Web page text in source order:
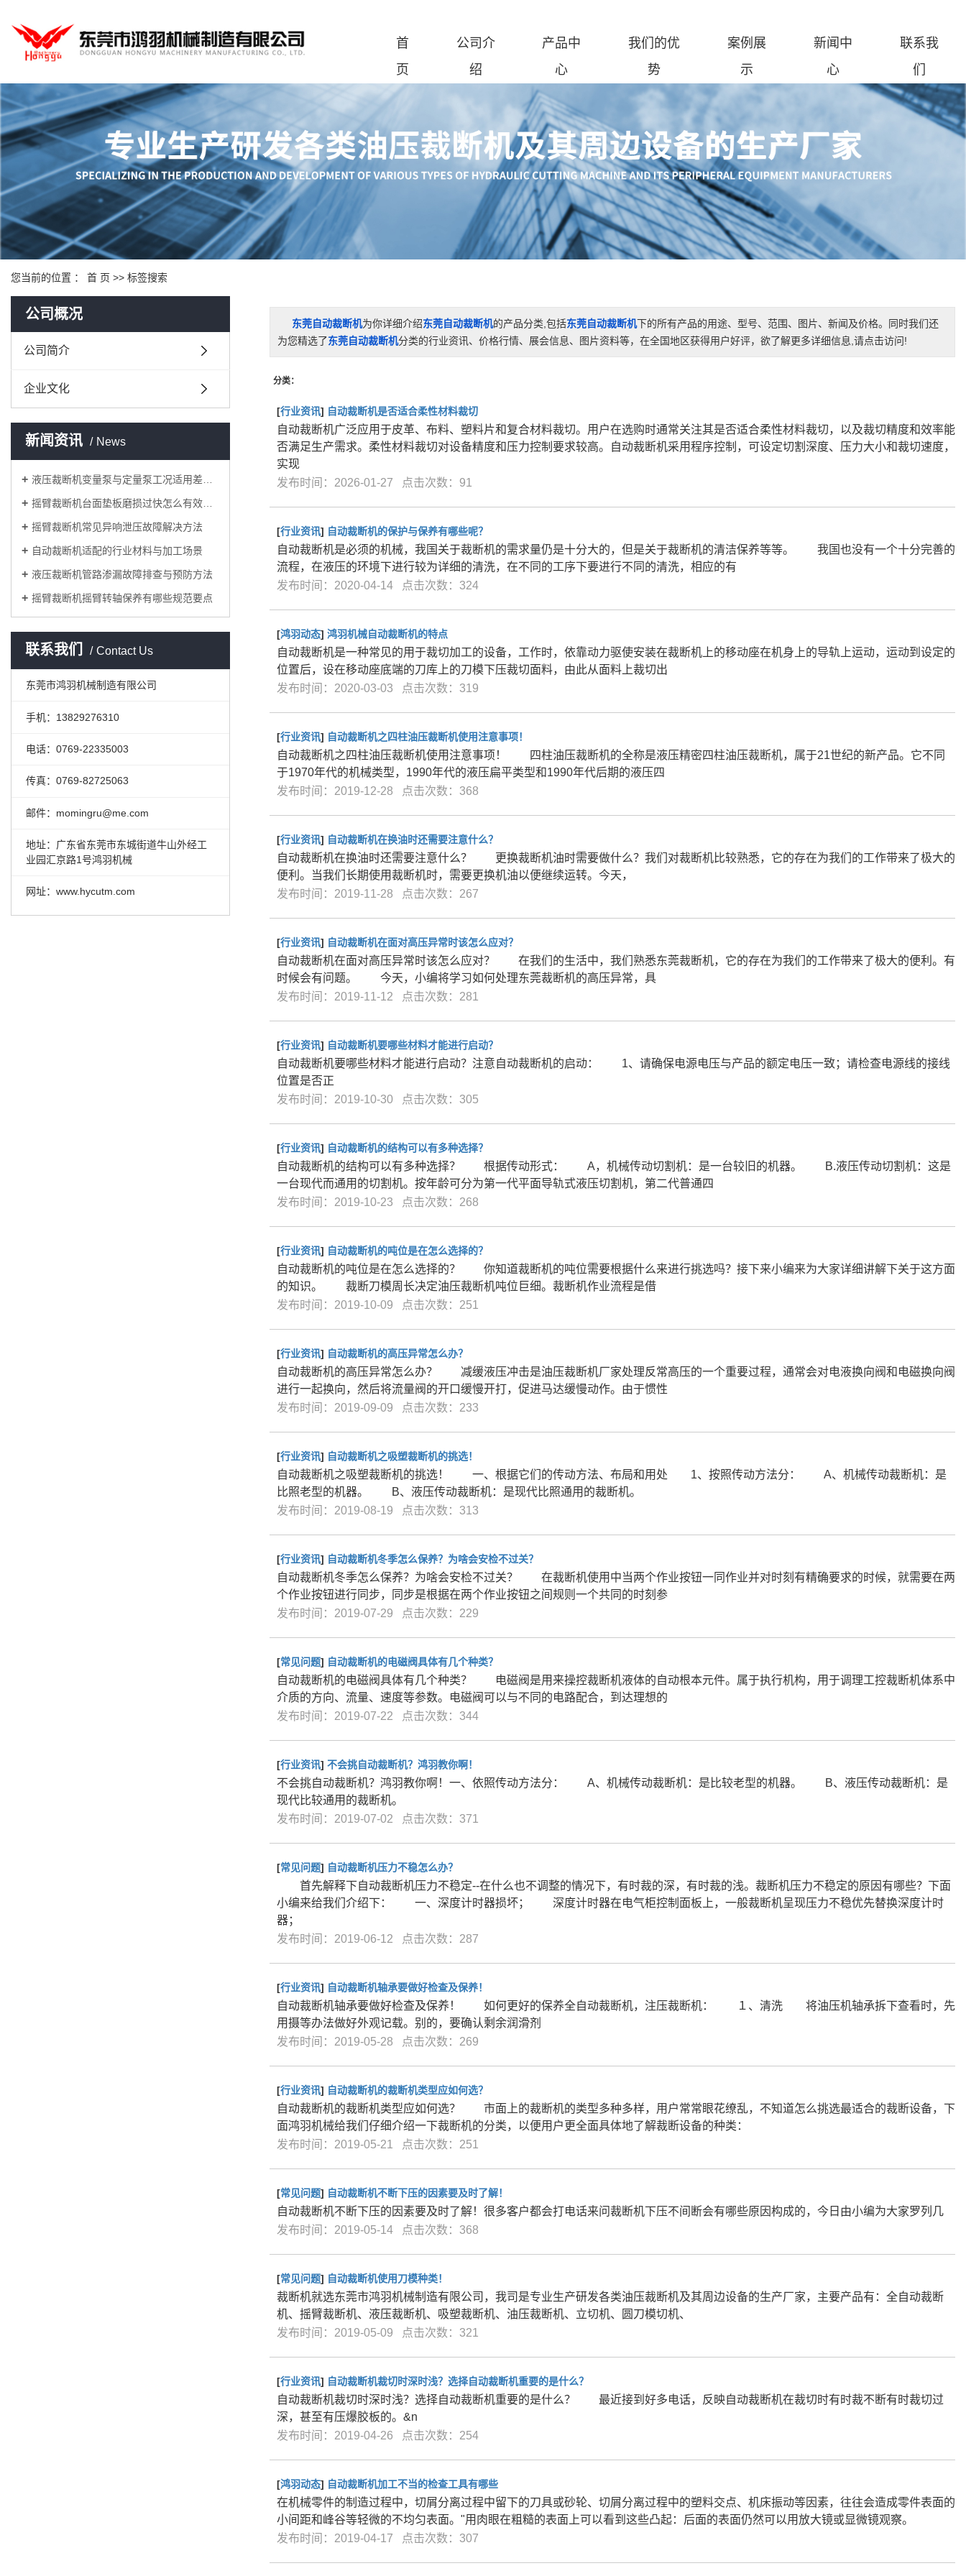
首
页
公司介
绍
产品中
心
我们的优
势
案例展
示
新闻中
心
联系我
们
您当前的位置 ： 首 页 >> 标签搜索
公司概况
公司简介
企业文化
新闻资讯 News
液压裁断机变量泵与定量泵工况适用差异对比
摇臂裁断机台面垫板磨损过快怎么有效改善
摇臂裁断机常见异响泄压故障解决方法
自动裁断机适配的行业材料与加工场景
液压裁断机管路渗漏故障排查与预防方法
摇臂裁断机摇臂转轴保养有哪些规范要点
联系我们 Contact Us
东莞市鸿羽机械制造有限公司
手机：13829276310
电话：0769-22335003
传真：0769-82725063
邮件：momingru@me.com
地址：广东省东莞市东城街道牛山外经工
业园汇京路1号鸿羽机械
网址：www.hycutm.com
东莞自动裁断机为你详细介绍东莞自动裁断机的产品分类,包括东莞自动裁断机下的所有产品的用途、型号、范围、图片、新闻及价格。同时我们还
为您精选了东莞自动裁断机分类的行业资讯、价格行情、展会信息、图片资料等，在全国地区获得用户好评，欲了解更多详细信息,请点击访问!
分类：
[行业资讯] 自动裁断机是否适合柔性材料裁切
自动裁断机广泛应用于皮革、布料、塑料片和复合材料裁切。用户在选购时通常关注其是否适合柔性材料裁切，以及裁切精度和效率能
否满足生产需求。柔性材料裁切对设备精度和压力控制要求较高。自动裁断机采用程序控制，可设定切割深度、压力大小和裁切速度，
实现
发布时间：2026-01-27 点击次数：91
[行业资讯] 自动裁断机的保护与保养有哪些呢？
自动裁断机是必须的机械，我国关于裁断机的需求量仍是十分大的，但是关于裁断机的清洁保养等等。 我国也没有一个十分完善的
流程，在液压的环境下进行较为详细的清洗，在不同的工序下要进行不同的清洗，相应的有
发布时间：2020-04-14 点击次数：324
[鸿羽动态] 鸿羽机械自动裁断机的特点
自动裁断机是一种常见的用于裁切加工的设备，工作时，依靠动力驱使安装在裁断机上的移动座在机身上的导轨上运动，运动到设定的
位置后，设在移动座底端的刀库上的刀模下压裁切面料，由此从面料上裁切出
发布时间：2020-03-03 点击次数：319
[行业资讯] 自动裁断机之四柱油压裁断机使用注意事项！
自动裁断机之四柱油压裁断机使用注意事项！ 四柱油压裁断机的全称是液压精密四柱油压裁断机，属于21世纪的新产品。它不同
于1970年代的机械类型，1990年代的液压扁平类型和1990年代后期的液压四
发布时间：2019-12-28 点击次数：368
[行业资讯] 自动裁断机在换油时还需要注意什么？
自动裁断机在换油时还需要注意什么？ 更换裁断机油时需要做什么？我们对裁断机比较熟悉，它的存在为我们的工作带来了极大的
便利。当我们长期使用裁断机时，需要更换机油以便继续运转。今天，
发布时间：2019-11-28 点击次数：267
[行业资讯] 自动裁断机在面对高压异常时该怎么应对？
自动裁断机在面对高压异常时该怎么应对？ 在我们的生活中，我们熟悉东莞裁断机，它的存在为我们的工作带来了极大的便利。有
时候会有问题。 今天，小编将学习如何处理东莞裁断机的高压异常，具
发布时间：2019-11-12 点击次数：281
[行业资讯] 自动裁断机要哪些材料才能进行启动？
自动裁断机要哪些材料才能进行启动？注意自动裁断机的启动： 1、请确保电源电压与产品的额定电压一致；请检查电源线的接线
位置是否正
发布时间：2019-10-30 点击次数：305
[行业资讯] 自动裁断机的结构可以有多种选择？
自动裁断机的结构可以有多种选择？ 根据传动形式： A，机械传动切割机：是一台较旧的机器。 B.液压传动切割机：这是
一台现代而通用的切割机。按年龄可分为第一代平面导轨式液压切割机，第二代普通四
发布时间：2019-10-23 点击次数：268
[行业资讯] 自动裁断机的吨位是在怎么选择的？
自动裁断机的吨位是在怎么选择的？ 你知道裁断机的吨位需要根据什么来进行挑选吗？接下来小编来为大家详细讲解下关于这方面
的知识。 裁断刀模周长决定油压裁断机吨位巨细。裁断机作业流程是借
发布时间：2019-10-09 点击次数：251
[行业资讯] 自动裁断机的高压异常怎么办？
自动裁断机的高压异常怎么办？ 减缓液压冲击是油压裁断机厂家处理反常高压的一个重要过程，通常会对电液换向阀和电磁换向阀
进行一起换向，然后将流量阀的开口缓慢开打，促进马达缓慢动作。由于惯性
发布时间：2019-09-09 点击次数：233
[行业资讯] 自动裁断机之吸塑裁断机的挑选！
自动裁断机之吸塑裁断机的挑选！ 一、根据它们的传动方法、布局和用处 1、按照传动方法分： A、机械传动裁断机：是
比照老型的机器。 B、液压传动裁断机：是现代比照通用的裁断机。
发布时间：2019-08-19 点击次数：313
[行业资讯] 自动裁断机冬季怎么保养？为啥会安检不过关？
自动裁断机冬季怎么保养？为啥会安检不过关？ 在裁断机使用中当两个作业按钮一同作业并对时刻有精确要求的时候，就需要在两
个作业按钮进行同步，同步是根据在两个作业按钮之间规则一个共同的时刻参
发布时间：2019-07-29 点击次数：229
[常见问题] 自动裁断机的电磁阀具体有几个种类？
自动裁断机的电磁阀具体有几个种类？ 电磁阀是用来操控裁断机液体的自动根本元件。属于执行机构，用于调理工控裁断机体系中
介质的方向、流量、速度等参数。电磁阀可以与不同的电路配合，到达理想的
发布时间：2019-07-22 点击次数：344
[行业资讯] 不会挑自动裁断机？鸿羽教你啊！
不会挑自动裁断机？鸿羽教你啊！一、依照传动方法分： A、机械传动裁断机：是比较老型的机器。 B、液压传动裁断机：是
现代比较通用的裁断机。
发布时间：2019-07-02 点击次数：371
[常见问题] 自动裁断机压力不稳怎么办？
首先解释下自动裁断机压力不稳定--在什么也不调整的情况下，有时裁的深，有时裁的浅。裁断机压力不稳定的原因有哪些？下面
小编来给我们介绍下： 一、深度计时器损坏； 深度计时器在电气柜控制面板上，一般裁断机呈现压力不稳优先替换深度计时
器；
发布时间：2019-06-12 点击次数：287
[行业资讯] 自动裁断机轴承要做好检查及保养！
自动裁断机轴承要做好检查及保养！ 如何更好的保养全自动裁断机，注压裁断机： １、清洗 将油压机轴承拆下查看时，先
用摄等办法做好外观记载。别的，要确认剩余润滑剂
发布时间：2019-05-28 点击次数：269
[行业资讯] 自动裁断机的裁断机类型应如何选？
自动裁断机的裁断机类型应如何选？ 市面上的裁断机的类型多种多样，用户常常眼花缭乱，不知道怎么挑选最适合的裁断设备，下
面鸿羽机械给我们仔细介绍一下裁断机的分类，以便用户更全面具体地了解裁断设备的种类：
发布时间：2019-05-21 点击次数：251
[常见问题] 自动裁断机不断下压的因素要及时了解！
自动裁断机不断下压的因素要及时了解！很多客户都会打电话来问裁断机下压不间断会有哪些原因构成的，今日由小编为大家罗列几
发布时间：2019-05-14 点击次数：368
[常见问题] 自动裁断机使用刀模种类！
裁断机就选东莞市鸿羽机械制造有限公司，我司是专业生产研发各类油压裁断机及其周边设备的生产厂家，主要产品有：全自动裁断
机、摇臂裁断机、液压裁断机、吸塑裁断机、油压裁断机、立切机、圆刀模切机、
发布时间：2019-05-09 点击次数：321
[行业资讯] 自动裁断机裁切时深时浅？选择自动裁断机重要的是什么？
自动裁断机裁切时深时浅？选择自动裁断机重要的是什么？ 最近接到好多电话，反映自动裁断机在裁切时有时裁不断有时裁切过
深，甚至有压爆胶板的。&n
发布时间：2019-04-26 点击次数：254
[鸿羽动态] 自动裁断机加工不当的检查工具有哪些
在机械零件的制造过程中，切屑分离过程中留下的刀具或砂轮、切屑分离过程中的塑料交点、机床振动等因素，往往会造成零件表面的
小间距和峰谷等轻微的不均匀表面。"用肉眼在粗糙的表面上可以看到这些凸起：后面的表面仍然可以用放大镜或显微镜观察。
发布时间：2019-04-17 点击次数：307